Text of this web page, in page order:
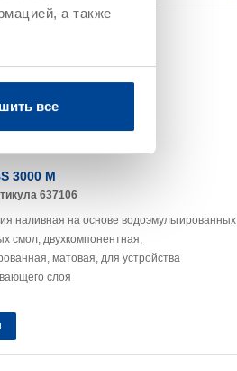
а также
все
3000 M
637106
наливная на основе водоэмульгированных
смол, двухкомпонентная,
матовая, для устройства
слоя